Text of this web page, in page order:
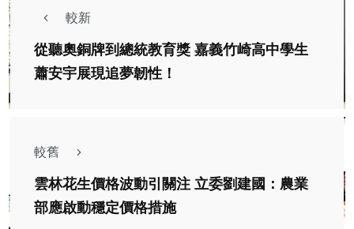
較新
從聽奧銅牌到總統教育獎 嘉義竹崎高中學生
蕭安宇展現追夢韌性！
較舊
雲林花生價格波動引關注 立委劉建國：農業
部應啟動穩定價格措施